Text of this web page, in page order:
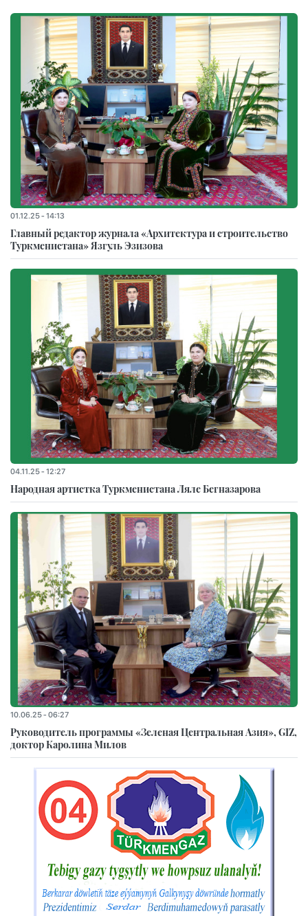
01.12.25 - 14:13
Главный редактор журнала «Архитектура и строительство
Туркменистана» Язгуль Эзизова
04.11.25 - 12:27
Народная артистка Туркменистана Ляле Бегназарова
10.06.25 - 06:27
Руководитель программы «Зеленая Центральная Азия», GIZ,
доктор Каролина Милов